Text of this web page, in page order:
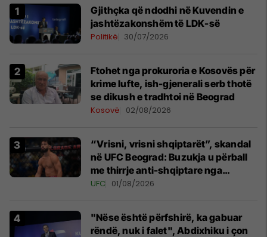
Gjithçka që ndodhi në Kuvendin e
jashtëzakonshëm të LDK-së
Politikë 30/07/2026
Ftohet nga prokuroria e Kosovës për
krime lufte, ish-gjenerali serb thotë
se dikush e tradhtoi në Beograd
Kosovë 02/08/2026
“Vrisni, vrisni shqiptarët”, skandal
në UFC Beograd: Buzukja u përball
me thirrje anti-shqiptare nga
tribunat
UFC 01/08/2026
"Nëse është përfshirë, ka gabuar
rëndë, nuk i falet", Abdixhiku i çon